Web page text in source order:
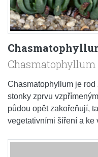
Chasmatophyllum
Chasmatophyllum je
stonky zprvu
půdou opět zakořeňují,
vegetativními šíření a ke